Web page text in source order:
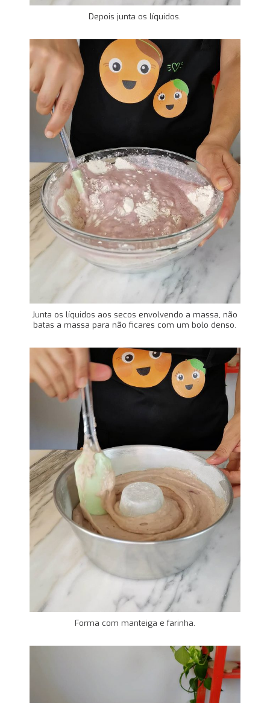
Depois junta os líquidos.
Junta os líquidos aos secos envolvendo a massa, não
batas a massa para não ficares com um bolo denso.
Forma com manteiga e farinha.